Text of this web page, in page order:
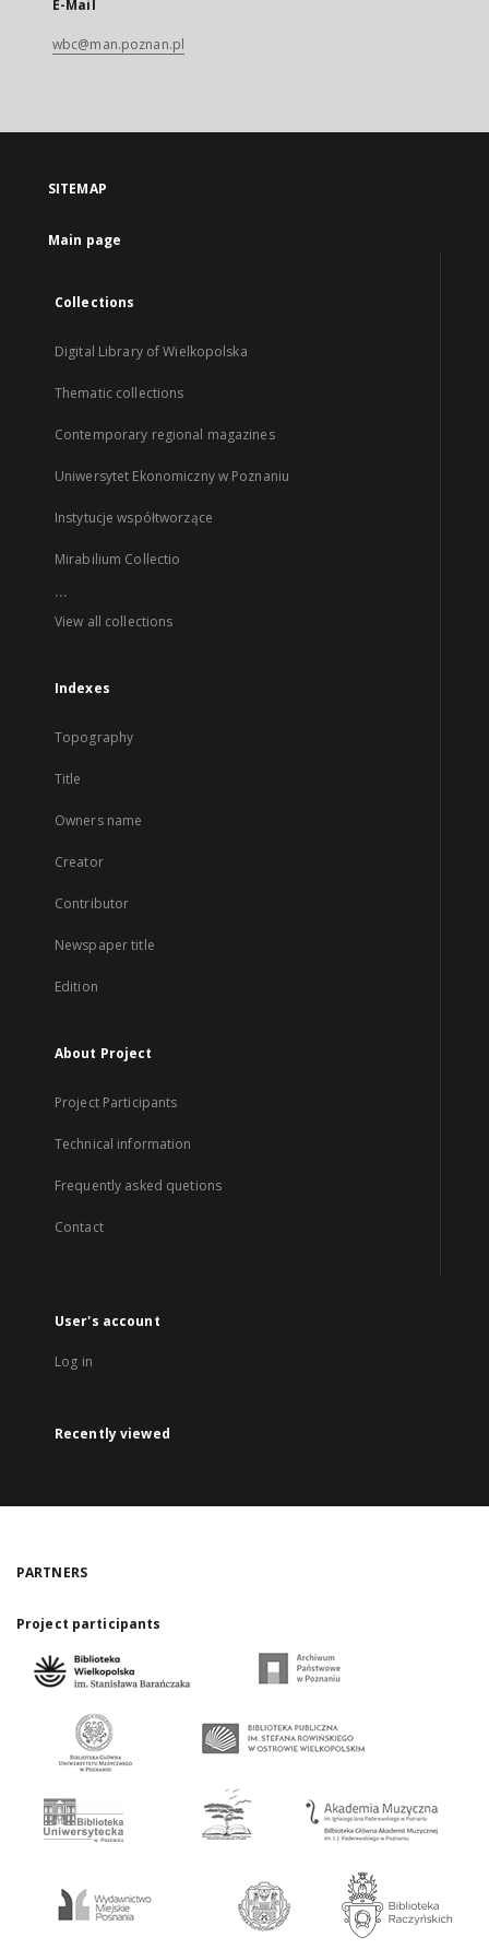
E-Mail
wbc@man.poznan.pl
SITEMAP
Main page
Collections
Digital Library of Wielkopolska
Thematic collections
Contemporary regional magazines
Uniwersytet Ekonomiczny w Poznaniu
Instytucje współtworzące
Mirabilium Collectio
...
View all collections
Indexes
Topography
Title
Owners name
Creator
Contributor
Newspaper title
Edition
About Project
Project Participants
Technical information
Frequently asked quetions
Contact
User's account
Log in
Recently viewed
PARTNERS
Project participants